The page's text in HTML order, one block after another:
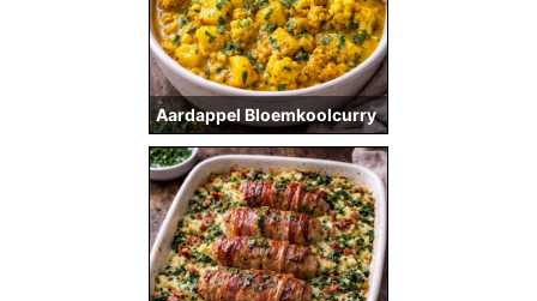
Aardappel Bloemkoolcurry